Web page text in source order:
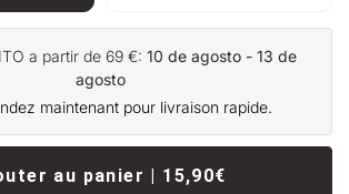
a partir de 69 €: 10 de agosto - 13 de
agosto
maintenant pour livraison rapide.
au panier | 15,90€